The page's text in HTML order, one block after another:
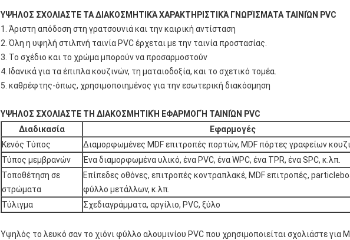
ΥΨΗΛΟΣ ΣΧΟΛΙΑΣΤΕ ΤΑ ΔΙΑΚΟΣΜΗΤΙΚΆ ΧΑΡΑΚΤΗΡΙΣΤΙΚΆ ΓΝΩΡΊΣΜΑΤΑ ΤΑΙΝΙΏΝ PVC
1. Άριστη απόδοση στη γρατσουνιά και την καιρική αντίσταση
2. Όλη η υψηλή στιλπνή ταινία PVC έρχεται με την ταινία προστασίας.
3. Το σχέδιο και το χρώμα μπορούν να προσαρμοστούν
4. Ιδανικά για τα έπιπλα κουζινών, τη ματαιοδοξία, και το σχετικό τομέα.
5. καθρέφτης-όπως, χρησιμοποιημένος για την εσωτερική διακόσμηση
ΥΨΗΛΟΣ ΣΧΟΛΙΑΣΤΕ ΤΗ ΔΙΑΚΟΣΜΗΤΙΚΉ ΕΦΑΡΜΟΓΉ ΤΑΙΝΙΏΝ PVC
Διαδικασία
Εφαρμογές
Κενός Τύπος
Διαμορφωμένες MDF επιτροπές πορτών, MDF πόρτες γραφείων
Τύπος μεμβρανών
Ένα διαμορφωμένα υλικό, ένα PVC, ένα WPC, ένα TPR, ένα SPC, κ.λπ.
Τοποθέτηση σε
στρώματα
Επίπεδες οθόνες, επιτροπές κοντραπλακέ, MDF επιτροπές,
φύλλο μετάλλων, κ.λπ.
Τύλιγμα
Σχεδιαγράμματα, αργίλιο, PVC, ξύλο
Υψηλός το λευκό σαν το χιόνι φύλλο αλουμινίου PVC που χρησιμοποιείται σχολιάστε για